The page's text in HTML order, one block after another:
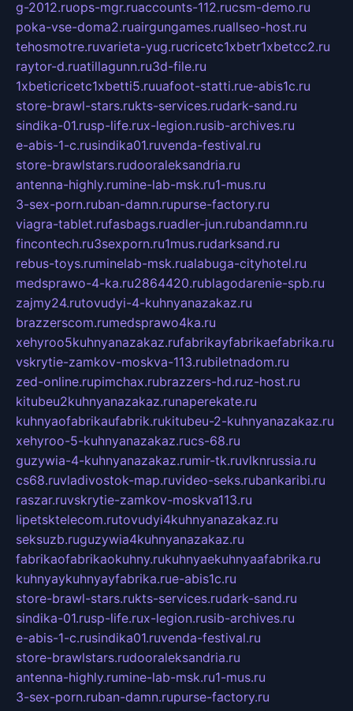
g-2012.ruops-mgr.ruaccounts-112.rucsm-demo.ru
poka-vse-doma2.ruairgungames.ruallseo-host.ru
tehosmotre.ruvarieta-yug.rucricetc1xbetr1xbetcc2.ru
raytor-d.ruatillagunn.ru3d-file.ru
1xbeticricetc1xbetti5.ruuafoot-statti.rue-abis1c.ru
store-brawl-stars.rukts-services.rudark-sand.ru
sindika-01.rusp-life.rux-legion.rusib-archives.ru
e-abis-1-c.rusindika01.ruvenda-festival.ru
store-brawlstars.rudooraleksandria.ru
antenna-highly.rumine-lab-msk.ru1-mus.ru
3-sex-porn.ruban-damn.rupurse-factory.ru
viagra-tablet.rufasbags.ruadler-jun.rubandamn.ru
fincontech.ru3sexporn.ru1mus.rudarksand.ru
rebus-toys.ruminelab-msk.rualabuga-cityhotel.ru
medsprawo-4-ka.ru2864420.rublagodarenie-spb.ru
zajmy24.rutovudyi-4-kuhnyanazakaz.ru
brazzerscom.rumedsprawo4ka.ru
xehyroo5kuhnyanazakaz.rufabrikayfabrikaefabrika.ru
vskrytie-zamkov-moskva-113.rubiletnadom.ru
zed-online.rupimchax.rubrazzers-hd.ruz-host.ru
kitubeu2kuhnyanazakaz.runaperekate.ru
kuhnyaofabrikaufabrik.rukitubeu-2-kuhnyanazakaz.ru
xehyroo-5-kuhnyanazakaz.rucs-68.ru
guzywia-4-kuhnyanazakaz.rumir-tk.ruvlknrussia.ru
cs68.ruvladivostok-map.ruvideo-seks.rubankaribi.ru
raszar.ruvskrytie-zamkov-moskva113.ru
lipetsktelecom.rutovudyi4kuhnyanazakaz.ru
seksuzb.ruguzywia4kuhnyanazakaz.ru
fabrikaofabrikaokuhny.rukuhnyaekuhnyaafabrika.ru
kuhnyaykuhnyayfabrika.rue-abis1c.ru
store-brawl-stars.rukts-services.rudark-sand.ru
sindika-01.rusp-life.rux-legion.rusib-archives.ru
e-abis-1-c.rusindika01.ruvenda-festival.ru
store-brawlstars.rudooraleksandria.ru
antenna-highly.rumine-lab-msk.ru1-mus.ru
3-sex-porn.ruban-damn.rupurse-factory.ru